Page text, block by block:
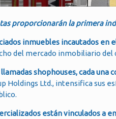
proporcionarán la primera
inmuebles incautados en
del mercado inmobiliario
llamadas shophouses, cada
Holdings Ltd., intensifica sus
están vinculados a